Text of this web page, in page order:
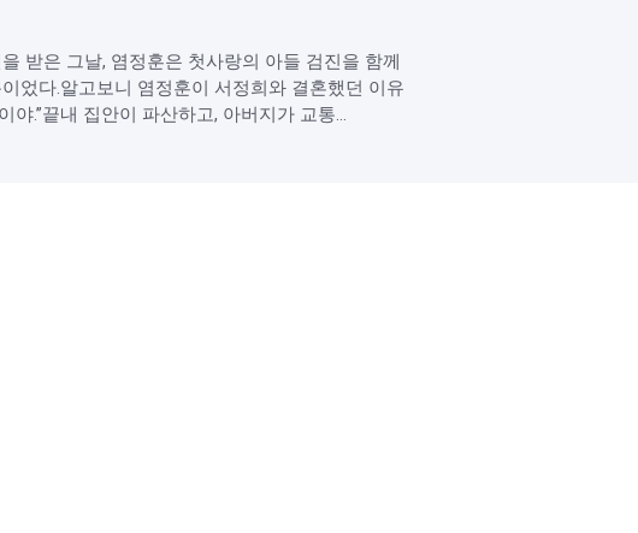
받은 그날, 염정훈은 첫사랑의 아들 검진을 함께
었다.알고보니 염정훈이 서정희와 결혼했던 이유
.”끝내 집안이 파산하고, 아버지가 교통...